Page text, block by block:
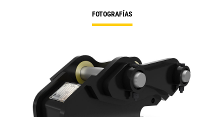
FOTOGRAFÍAS